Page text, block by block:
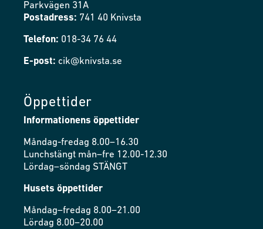
Parkvägen 31A
Postadress: 741 40 Knivsta
Telefon: 018-34 76 44
E-post: cik@knivsta.se
Öppettider
Informationens öppettider
Måndag-fredag 8.00–16.30
Lunchstängt mån–fre 12.00-12.30
Lördag–söndag STÄNGT
Husets öppettider
Måndag–fredag 8.00–21.00
Lördag 8.00–20.00